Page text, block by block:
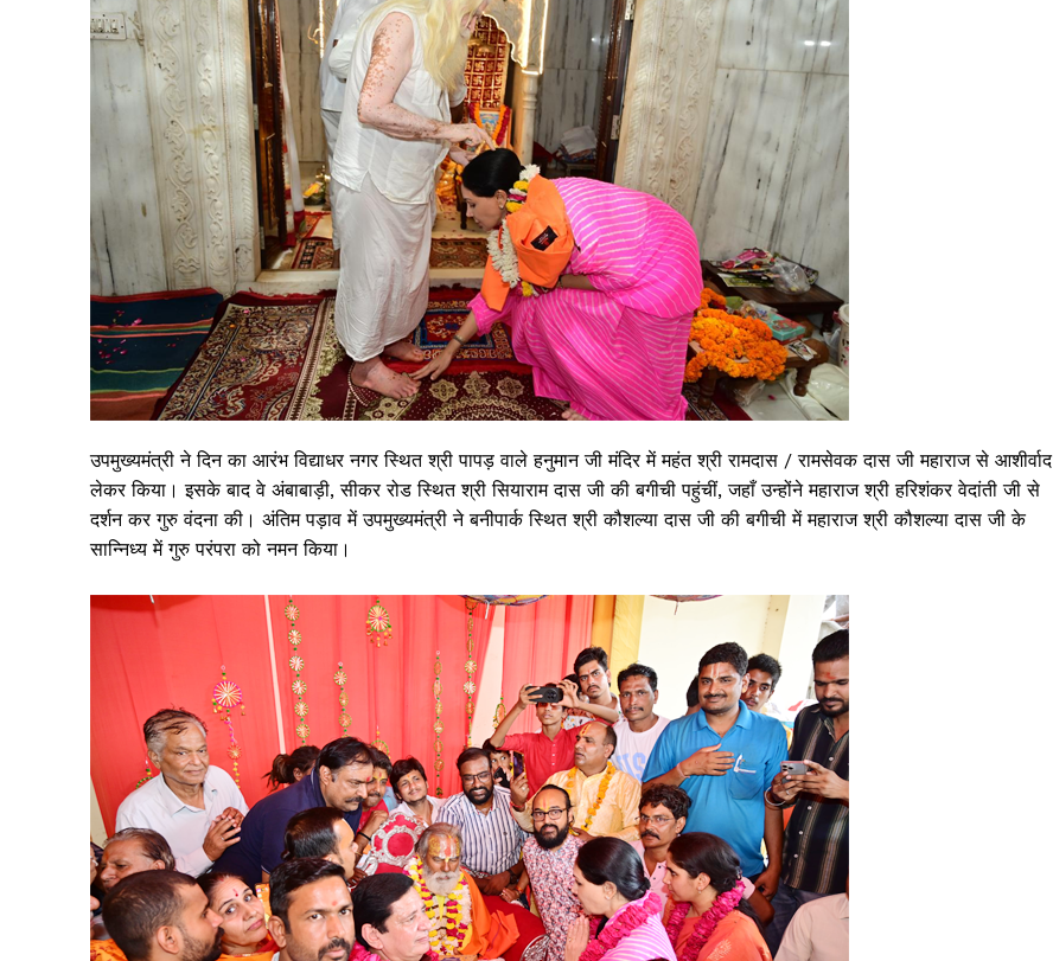
Jagruk Janta
Vishwasniya Hindi
Akhbaar
Company
About
उपमुख्यमंत्री ने दिन का आरंभ विद्याधर नगर स्थित श्री पापड़ वाले हनुमान जी मंदिर में महंत श्री रामदास / रामसेवक दास जी महाराज से आशीर्वाद
लेकर किया। इसके बाद वे अंबाबाड़ी, सीकर रोड स्थित श्री सियाराम दास जी की बगीची पहुंचीं, जहाँ उन्होंने महाराज श्री हरिशंकर वेदांती जी से
दर्शन कर गुरु वंदना की। अंतिम पड़ाव में उपमुख्यमंत्री ने बनीपार्क स्थित श्री कौशल्या दास जी की बगीची में महाराज श्री कौशल्या दास जी के
सान्निध्य में गुरु परंपरा को नमन किया।